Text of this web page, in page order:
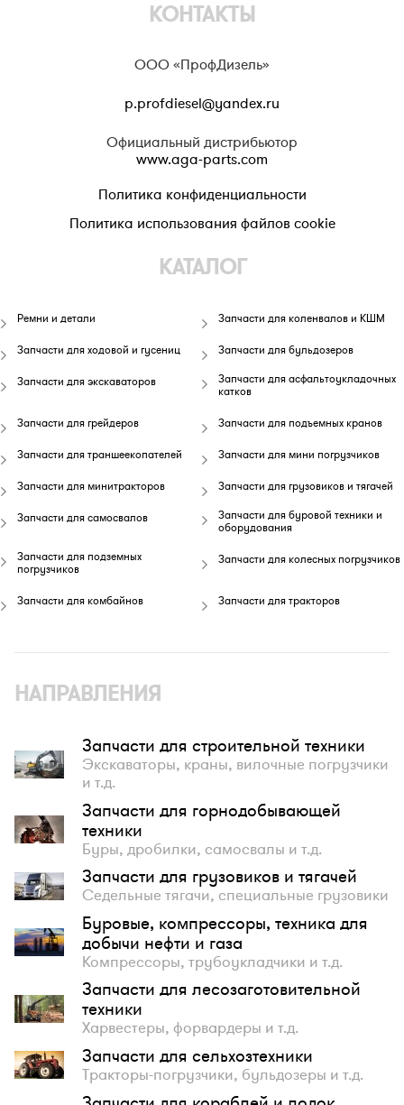
КОНТАКТЫ
ООО «ПрофДизель»
p.profdiesel@yandex.ru
Официальный дистрибьютор
www.aga-parts.com
Политика конфиденциальности
Политика использования файлов cookie
КАТАЛОГ
Ремни и детали Запчасти для коленвалов и КШМ
Запчасти для ходовой и гусениц Запчасти для бульдозеров
Запчасти для экскаваторов
Запчасти для асфальтоукладочных
катков
Запчасти для грейдеров Запчасти для подъемных кранов
Запчасти для траншеекопателей Запчасти для мини погрузчиков
Запчасти для минитракторов Запчасти для грузовиков и тягачей
Запчасти для самосвалов
Запчасти для буровой техники и
оборудования
Запчасти для подземных
погрузчиков
Запчасти для колесных погрузчиков
Запчасти для комбайнов Запчасти для тракторов
НАПРАВЛЕНИЯ
Запчасти для строительной техники
Экскаваторы, краны, вилочные погрузчики
и т.д.
Запчасти для горнодобывающей
техники
Буры, дробилки, самосвалы и т.д.
Запчасти для грузовиков и тягачей
Седельные тягачи, специальные грузовики
Буровые, компрессоры, техника для
добычи нефти и газа
Компрессоры, трубоукладчики и т.д.
Запчасти для лесозаготовительной
техники
Харвестеры, форвардеры и т.д.
Запчасти для сельхозтехники
Тракторы-погрузчики, бульдозеры и т.д.